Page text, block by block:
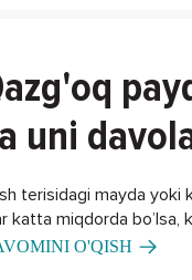
uni
terisidagi mayda yoki
katta miqdorda bo’lsa,
O'QISH